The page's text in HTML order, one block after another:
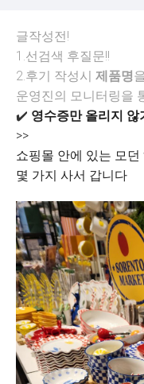
글작성전!
1.선검색 후질문!!
2.후기 작성시 제품명
운영진의 모니터링을
✔️ 영수증만 올리지 않
>>
쇼핑몰 안에 있는 모
몇 가지 사서 갑니다